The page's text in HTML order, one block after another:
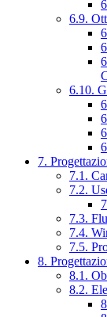
6.9.
6.10.
7.
7.1.
7.2.
7.3.
7.4.
7.5.
8.
8.1.
8.2.